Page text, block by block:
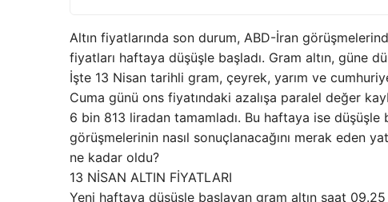
Altın fiyatlarında son durum, ABD-İran
fiyatları haftaya düşüşle başladı. Gram altın, güne
İşte 13 Nisan tarihli gram, çeyrek, yarım ve
Cuma günü ons fiyatındaki azalışa paralel değer
6 bin 813 liradan tamamladı. Bu haftaya ise düşüşle
görüşmelerinin nasıl sonuçlanacağını merak eden
ne kadar oldu?
13 NİSAN ALTIN FİYATLARI
Yeni haftaya düşüşle başlayan gram altın saat